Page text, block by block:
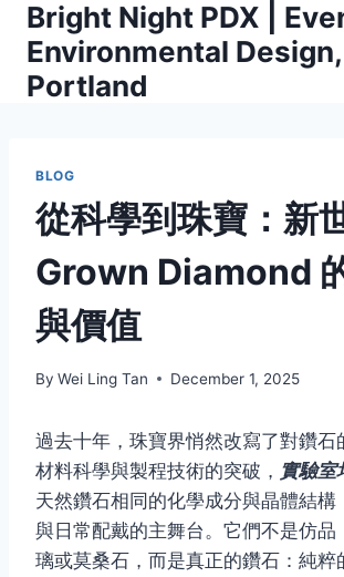
Skip
content
Bright Night PDX |
Environmental Design,
Portland
BLOG
從科學到珠寶：新
Grown Diamond
與價值
By Wei Ling Tan December 1, 2025
過去十年，珠寶界悄然改寫了對鑽石
材料科學與製程技術的突破， 實驗室
天然鑽石相同的化學成分與晶體結構
與日常配戴的主舞台。它們不是仿品
璃或莫桑石，而是真正的鑽石：純粹